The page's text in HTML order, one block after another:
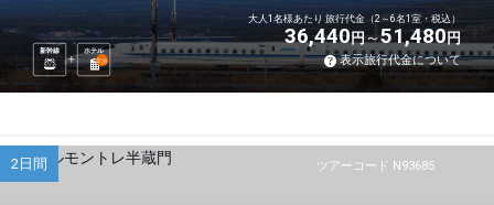
新幹線
ホテル
2泊
大人1名様あたり 旅行代金（2～6名1室・税込）
36,440円 51,480円
表示旅行代金について
ツアーコード N93685
2日間